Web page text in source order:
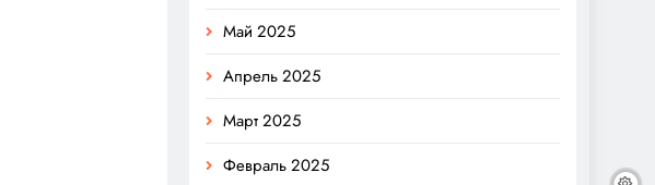
Май 2025
Апрель 2025
Март 2025
Февраль 2025